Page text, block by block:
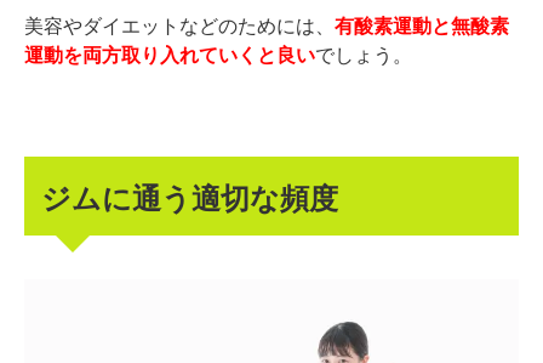
美容やダイエットなどのためには、 有酸素運動と無酸素
運動を両方取り入れていくと良いでしょう。
ジムに通う適切な頻度